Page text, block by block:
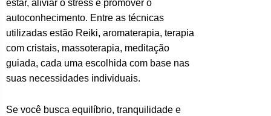
estar, aliviar o stress e promover o
autoconhecimento. Entre as técnicas
utilizadas estão Reiki, aromaterapia, terapia
com cristais, massoterapia, meditação
guiada, cada uma escolhida com base nas
suas necessidades individuais.
Se você busca equilíbrio, tranquilidade e